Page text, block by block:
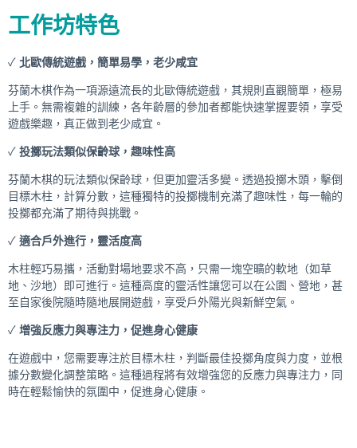
工作坊特色
✓ 北歐傳統遊戲，簡單易學，老少咸宜
芬蘭木棋作為一項源遠流長的北歐傳統遊戲，其規則直觀簡單，極易
上手。無需複雜的訓練，各年齡層的參加者都能快速掌握要領，享受
遊戲樂趣，真正做到老少咸宜。
✓ 投擲玩法類似保齡球，趣味性高
芬蘭木棋的玩法類似保齡球，但更加靈活多變。透過投擲木頭，擊倒
目標木柱，計算分數，這種獨特的投擲機制充滿了趣味性，每一輪的
投擲都充滿了期待與挑戰。
✓ 適合戶外進行，靈活度高
木柱輕巧易攜，活動對場地要求不高，只需一塊空曠的軟地（如草
地、沙地）即可進行。這種高度的靈活性讓您可以在公園、營地，甚
至自家後院隨時隨地展開遊戲，享受戶外陽光與新鮮空氣。
✓ 增強反應力與專注力，促進身心健康
在遊戲中，您需要專注於目標木柱，判斷最佳投擲角度與力度，並根
據分數變化調整策略。這種過程將有效增強您的反應力與專注力，同
時在輕鬆愉快的氛圍中，促進身心健康。